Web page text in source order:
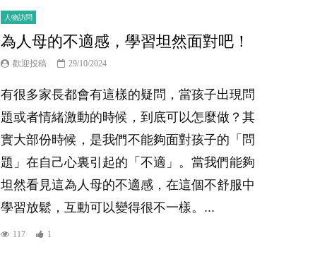
人物訪問
為人母的不適感，學習坦然面對吧！
歡迎投稿 29/10/2024
有很多家長都會有這樣的疑問，當孩子出現問
題或者情緒激動的時候，到底可以怎麼做？其
實大部份時候，是我們不能夠面對孩子的「問
題」在自己心裏引起的「不適」。當我們能夠
坦然看見這為人母的不適感，在這個不舒服中
學習放鬆，互動可以變得很不一樣。...
117 1